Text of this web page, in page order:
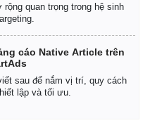
quan trọng trong hệ sinh
cáo Native Article trên
sau để nắm vị trí, quy cách
lập và tối ưu.